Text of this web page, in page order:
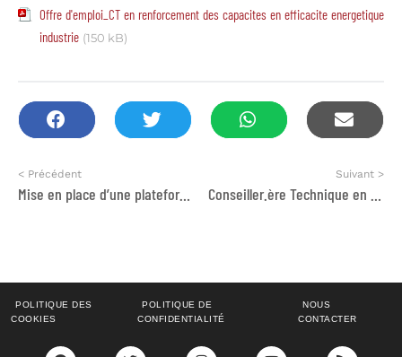
Offre d'emploi_CT en renforcement des capacites en efficacite energetique
industrie (150 kB)
< Précédent
Mise en place d’une plateforme LMS
Suivant >
POLITIQUE DES
COOKIES
POLITIQUE DE
CONFIDENTIALITÉ
NOUS
CONTACTER